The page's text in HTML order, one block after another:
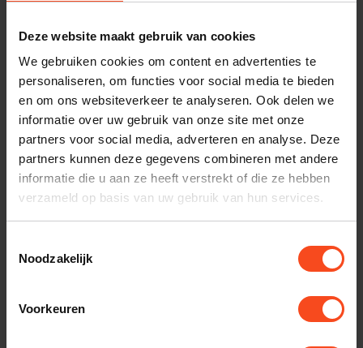
Deze website maakt gebruik van cookies
We gebruiken cookies om content en advertenties te
personaliseren, om functies voor social media te bieden
en om ons websiteverkeer te analyseren. Ook delen we
informatie over uw gebruik van onze site met onze
partners voor social media, adverteren en analyse. Deze
partners kunnen deze gegevens combineren met andere
informatie die u aan ze heeft verstrekt of die ze hebben
verzameld op basis van uw gebruik van hun services.
Noodzakelijk
Voorkeuren
Productomschrijving
Reviews
Gerelateerde producten
NORSTONE
NorStone Headphone Stand
Op voorraad
€29,00
QUESTYLE
Op voorraad